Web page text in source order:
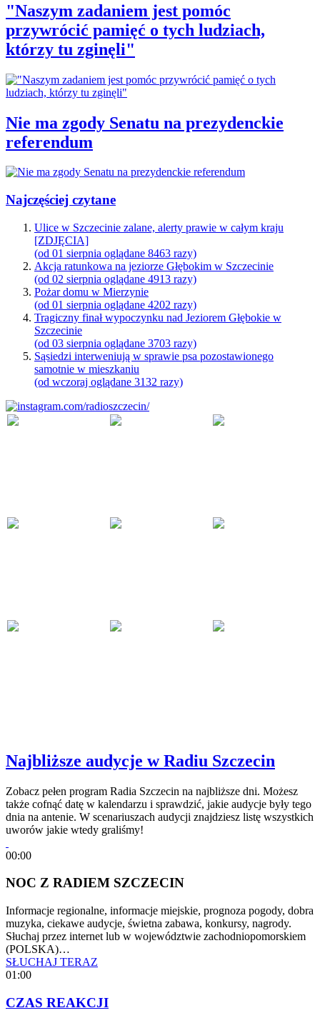
"Naszym zadaniem jest pomóc
przywrócić pamięć o tych ludziach,
którzy tu zginęli"
Nie ma zgody Senatu na prezydenckie
referendum
Najczęściej czytane
Ulice w Szczecinie zalane, alerty prawie w całym kraju
[ZDJĘCIA]
(od 01 sierpnia oglądane 8463 razy)
Akcja ratunkowa na jeziorze Głębokim w Szczecinie
(od 02 sierpnia oglądane 4913 razy)
Pożar domu w Mierzynie
(od 01 sierpnia oglądane 4202 razy)
Tragiczny finał wypoczynku nad Jeziorem Głębokie w
Szczecinie
(od 03 sierpnia oglądane 3703 razy)
Sąsiedzi interweniują w sprawie psa pozostawionego
samotnie w mieszkaniu
(od wczoraj oglądane 3132 razy)
Najbliższe audycje w Radiu Szczecin
Zobacz pełen program Radia Szczecin na najbliższe dni. Możesz
także cofnąć datę w kalendarzu i sprawdzić, jakie audycje były tego
dnia na antenie. W scenariuszach audycji znajdziesz listę wszystkich
uworów jakie wtedy graliśmy!
00:00
NOC Z RADIEM SZCZECIN
Informacje regionalne, informacje miejskie, prognoza pogody, dobra
muzyka, ciekawe audycje, świetna zabawa, konkursy, nagrody.
Słuchaj przez internet lub w województwie zachodniopomorskiem
(POLSKA)…
SŁUCHAJ TERAZ
01:00
CZAS REAKCJI